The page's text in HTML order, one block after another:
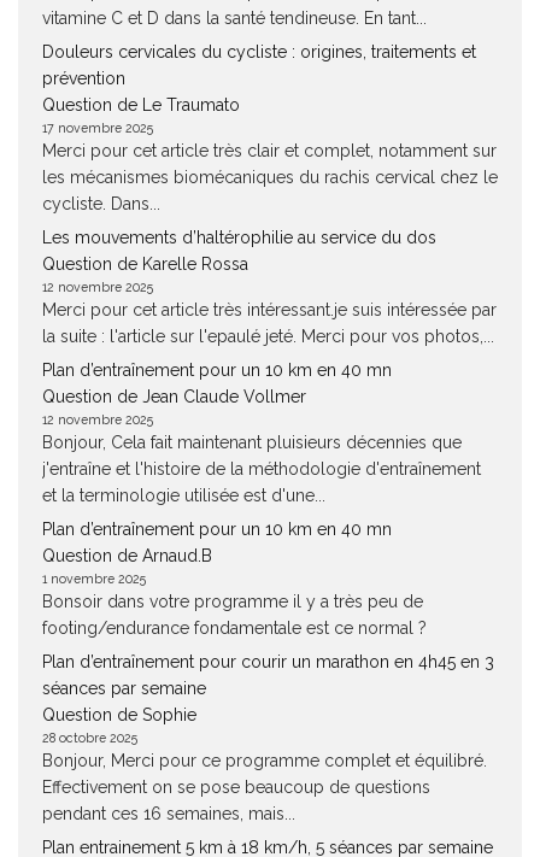
vitamine C et D dans la santé tendineuse. En tant...
Douleurs cervicales du cycliste : origines, traitements et
prévention
Question de Le Traumato
17 novembre 2025
Merci pour cet article très clair et complet, notamment sur
les mécanismes biomécaniques du rachis cervical chez le
cycliste. Dans...
Les mouvements d’haltérophilie au service du dos
Question de Karelle Rossa
12 novembre 2025
Merci pour cet article très intéressant.je suis intéressée par
la suite : l'article sur l'epaulé jeté. Merci pour vos photos,...
Plan d’entraînement pour un 10 km en 40 mn
Question de Jean Claude Vollmer
12 novembre 2025
Bonjour, Cela fait maintenant pluisieurs décennies que
j'entraîne et l'histoire de la méthodologie d'entraînement
et la terminologie utilisée est d'une...
Plan d’entraînement pour un 10 km en 40 mn
Question de Arnaud.B
1 novembre 2025
Bonsoir dans votre programme il y a très peu de
footing/endurance fondamentale est ce normal ?
Plan d’entraînement pour courir un marathon en 4h45 en 3
séances par semaine
Question de Sophie
28 octobre 2025
Bonjour, Merci pour ce programme complet et équilibré.
Effectivement on se pose beaucoup de questions
pendant ces 16 semaines, mais...
Plan entrainement 5 km à 18 km/h, 5 séances par semaine